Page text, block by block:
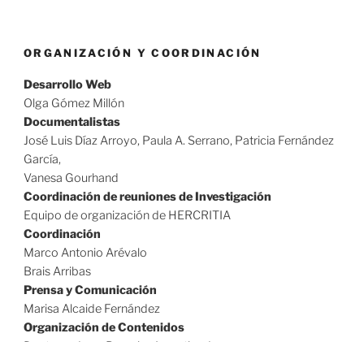
ORGANIZACIÓN Y COORDINACIÓN
Desarrollo Web
Olga Gómez Millón
Documentalistas
José Luis Díaz Arroyo, Paula A. Serrano, Patricia Fernández
García,
Vanesa Gourhand
Coordinación de reuniones de Investigación
Equipo de organización de HERCRITIA
Coordinación
Marco Antonio Arévalo
Brais Arribas
Prensa y Comunicación
Marisa Alcaide Fernández
Organización de Contenidos